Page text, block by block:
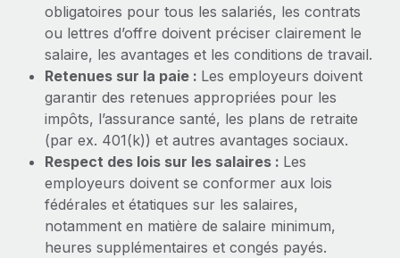
obligatoires pour tous les salariés, les contrats
ou lettres d’offre doivent préciser clairement le
salaire, les avantages et les conditions de travail.
Retenues sur la paie : Les employeurs doivent
garantir des retenues appropriées pour les
impôts, l’assurance santé, les plans de retraite
(par ex. 401(k)) et autres avantages sociaux.
Respect des lois sur les salaires : Les
employeurs doivent se conformer aux lois
fédérales et étatiques sur les salaires,
notamment en matière de salaire minimum,
heures supplémentaires et congés payés.